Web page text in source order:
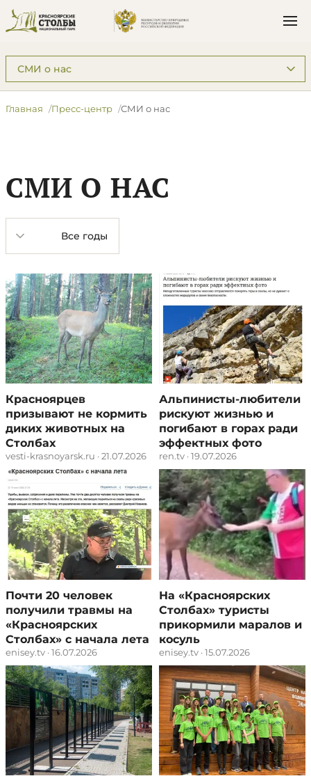
Подразделы: Пресс-центр
Главная Пресс-центр СМИ о нас
СМИ О НАС
Год
Красноярцев
призывают не кормить
диких животных на
Столбах
vesti-krasnoyarsk.ru · 21.07.2026
Альпинисты-любители
рискуют жизнью и
погибают в горах ради
эффектных фото
ren.tv · 19.07.2026
Почти 20 человек
получили травмы на
«Красноярских
Столбах»​ с начала лета
enisey.tv · 16.07.2026
На «Красноярских
Столбах» туристы
прикормили маралов и
косуль
enisey.tv · 15.07.2026